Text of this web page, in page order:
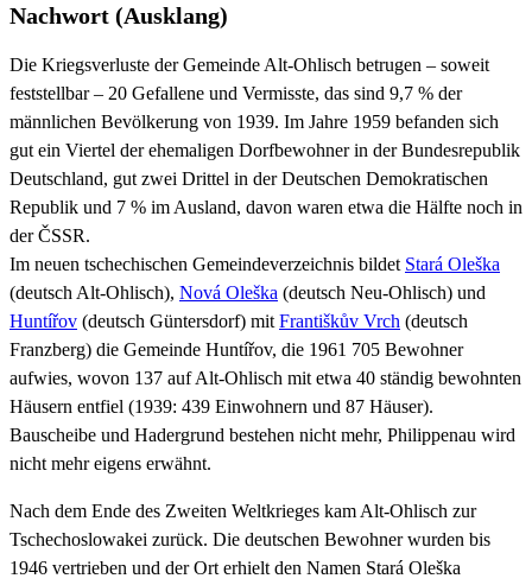
Nachwort (Ausklang)
Die Kriegsverluste der Gemeinde Alt-Ohlisch betrugen – soweit
feststellbar – 20 Gefallene und Vermisste, das sind 9,7 % der
männlichen Bevölkerung von 1939. Im Jahre 1959 befanden sich
gut ein Viertel der ehemaligen Dorfbewohner in der Bundesrepublik
Deutschland, gut zwei Drittel in der Deutschen Demokratischen
Republik und 7 % im Ausland, davon waren etwa die Hälfte noch in
der ČSSR.
Im neuen tschechischen Gemeindeverzeichnis bildet Stará Oleška
(deutsch Alt-Ohlisch), Nová Oleška (deutsch Neu-Ohlisch) und
Huntířov (deutsch Güntersdorf) mit Františkův Vrch (deutsch
Franzberg) die Gemeinde Huntířov, die 1961 705 Bewohner
aufwies, wovon 137 auf Alt-Ohlisch mit etwa 40 ständig bewohnten
Häusern entfiel (1939: 439 Einwohnern und 87 Häuser).
Bauscheibe und Hadergrund bestehen nicht mehr, Philippenau wird
nicht mehr eigens erwähnt.
Nach dem Ende des Zweiten Weltkrieges kam Alt-Ohlisch zur
Tschechoslowakei zurück. Die deutschen Bewohner wurden bis
1946 vertrieben und der Ort erhielt den Namen Stará Oleška